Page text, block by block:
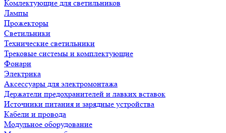
Комлектующие для светильников
Лампы
Прожекторы
Светильники
Технические светильники
Трековые системы и комплектующие
Фонари
Электрика
Аксессуары для электромонтажа
Держатели предохранителей и лавких вставок
Источники питания и зарядные устройства
Кабели и провода
Модульное оборудование